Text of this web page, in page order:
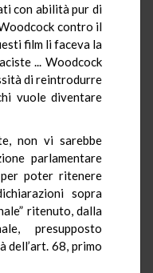
con abilità pur di
contro il
film li faceva la
... Woodcock
di reintrodurre
vuole diventare
non vi sarebbe
parlamentare
poter ritenere
sopra
ritenuto, dalla
presupposto
dell’art. 68, primo